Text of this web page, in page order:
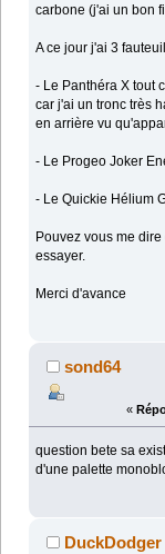
carbone (j'ai un bon
A ce jour j'ai 3
- Le Panthéra X tout
car j'ai un tronc très
en arrière vu
- Le Progeo Joker
- Le Quickie Hélium
Pouvez vous me
essayer.
Merci d'avance
sond64
«
question bete sa
d'une palette
DuckDodger